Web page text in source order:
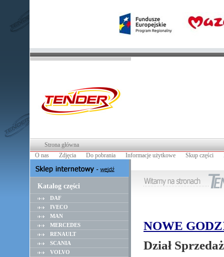
Strona główna
O nas
Zdjęcia Do pobrania Informacje użytkowe Skup części
Katalog części
DAF
IVECO
MAN
MERCEDES
RENAULT
SCANIA
VOLVO
NOWE
Dział